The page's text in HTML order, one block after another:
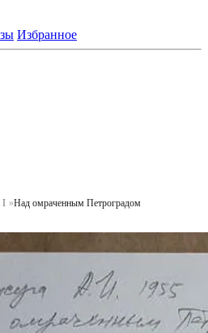
Избранное
I Над омраченным Петроградом